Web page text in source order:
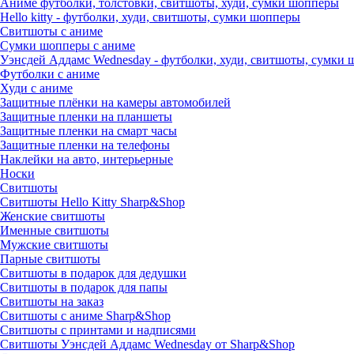
Аниме футболки, толстовки, свитшоты, худи, сумки шопперы
Hello kitty - футболки, худи, свитшоты, сумки шопперы
Свитшоты с аниме
Сумки шопперы с аниме
Уэнсдей Аддамс Wednesday - футболки, худи, свитшоты, сумки
Футболки с аниме
Худи с аниме
Защитные плёнки на камеры автомобилей
Защитные пленки на планшеты
Защитные пленки на смарт часы
Защитные пленки на телефоны
Наклейки на авто, интерьерные
Носки
Свитшоты
Cвитшоты Hello Kitty Sharp&Shop
Женские свитшоты
Именные свитшоты
Мужские свитшоты
Парные свитшоты
Свитшоты в подарок для дедушки
Свитшоты в подарок для папы
Свитшоты на заказ
Свитшоты с аниме Sharp&Shop
Свитшоты с принтами и надписями
Свитшоты Уэнсдей Аддамс Wednesday от Sharp&Shop